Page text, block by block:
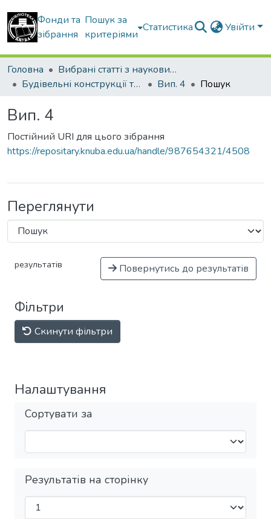
Фонди та
зібрання
Пошук за
критеріями
Статистика Увійти
Головна
Вибрані статті з наукових збірників КНУБА
Будівельні конструкції теорія і практика
Вип. 4 Пошук
Вип. 4
Постійний URI для цього зібрання
https://repositary.knuba.edu.ua/handle/987654321/4508
Переглянути
результатів Повернутись до результатів
Фільтри
Скинути фільтри
Налаштування
Сортувати за
Результатів на сторінку